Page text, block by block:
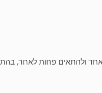
אחד ולהתאים פחות לאחר,